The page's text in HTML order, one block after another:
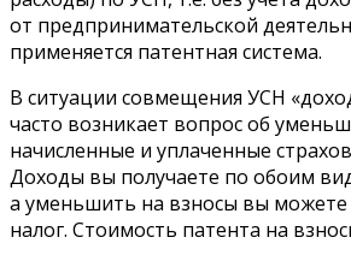
от предпринимательской
применяется патентная система.
В ситуации совмещения УСН
часто возникает вопрос об
начисленные и уплаченные
Доходы вы получаете по обоим
а уменьшить на взносы вы
налог. Стоимость патента на